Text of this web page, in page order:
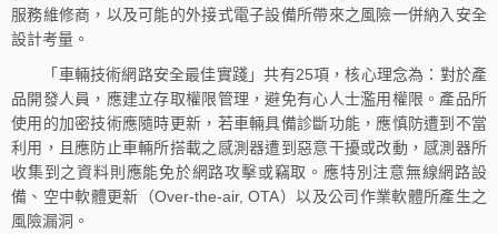
服務維修商，以及可能的外接式電子設備所帶來之風險一併納入安全
設計考量。
「車輛技術網路安全最佳實踐」共有25項，核心理念為：對於產
品開發人員，應建立存取權限管理，避免有心人士濫用權限。產品所
使用的加密技術應隨時更新，若車輛具備診斷功能，應慎防遭到不當
利用，且應防止車輛所搭載之感測器遭到惡意干擾或改動，感測器所
收集到之資料則應能免於網路攻擊或竊取。應特別注意無線網路設
備、空中軟體更新（Over-the-air, OTA）以及公司作業軟體所產生之
風險漏洞。